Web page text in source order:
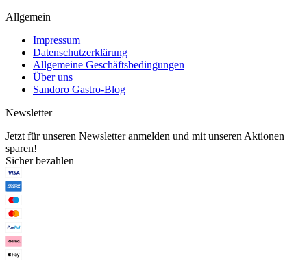
Allgemein
Impressum
Datenschutzerklärung
Allgemeine Geschäftsbedingungen
Über uns
Sandoro Gastro-Blog
Newsletter
Jetzt für unseren Newsletter anmelden und mit unseren Aktionen
sparen!
Sicher bezahlen